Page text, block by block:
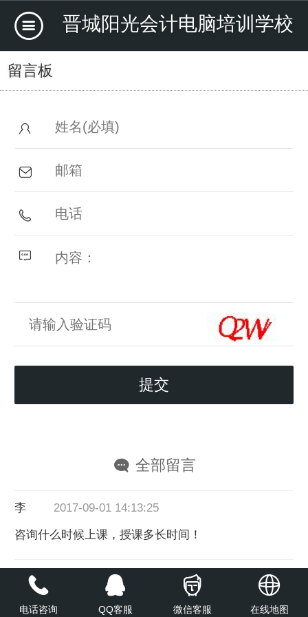
晋城阳光会计电脑培训学校
留言板
全部留言
2017-09-01 14:13:25
咨询什么时候上课，授课多长时间！
尚伟 2017-03-29 06:04:36
想学计算机 从最基础的开始 可以学到哪些东西
电话咨询 QQ客服 微信客服 在线地图